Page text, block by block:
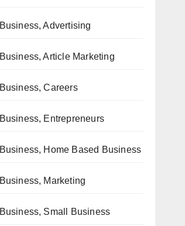
Business, Advertising
Business, Article Marketing
Business, Careers
Business, Entrepreneurs
Business, Home Based Business
Business, Marketing
Business, Small Business